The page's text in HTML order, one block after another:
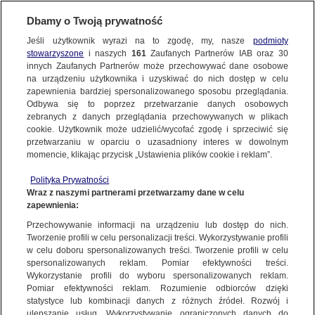
KONTAKT24
Wyślij Materiał
WYŚLIJ MATERIAŁ
NAJNOWSZE
GORĄCE TEMATY
WIĘCEJ
KANAŁY
Dzień dobry!
Jedno konto do wszystkich usług
KONTAKT24|NAJNOWSZE
MATERIAŁ UŻYTKOWNIKA
Wietrzna pogoda, Łazy
(Lubelskie) |
Andrzej/Kontakt24
Wietrzna pogoda, Łazy
Andrzej/Kontakt24
Andrzej/
Dbamy o Twoją prywatność
Jeśli użytkownik wyrazi na to zgodę, my, nasze podmioty
stowarzyszone i naszych 161Zaufanych Partnerów IAB oraz 30
innych Zaufanych Partnerów może przechowywać dane osobowe
na urządzeniu użytkownika i uzyskiwać do nich dostęp w celu
zapewnienia bardziej spersonalizowanego sposobu przeglądania.
Odbywa się to poprzez przetwarzanie danych osobowych
zebranych z danych przeglądania przechowywanych w plikach
cookie. Użytkownik może udzielić/wycofać zgodę i sprzeciwić się
przetwarzaniu w oparciu o uzasadniony interes w dowolnym
momencie, klikając przycisk „Ustawienia plików cookie i reklam”.
Polityka Prywatności
Wraz z naszymi partnerami przetwarzamy dane w celu
zapewnienia:
Przechowywanie informacji na urządzeniu lub dostęp do nich.
Tworzenie profili w celu personalizacji treści. Wykorzystywanie profili
w celu doboru spersonalizowanych treści. Tworzenie profili w celu
spersonalizowanych reklam. Pomiar efektywności treści.
Wykorzystanie profili do wyboru spersonalizowanych reklam.
Pomiar efektywności reklam. Rozumienie odbiorców dzięki
statystyce lub kombinacji danych z różnych źródeł. Rozwój i